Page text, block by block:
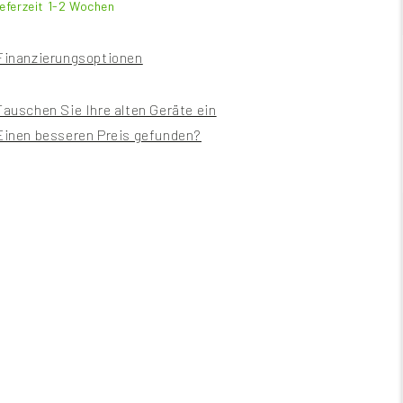
1-2 Wochen
Sie Ihre alten Geräte ein
besseren Preis gefunden?